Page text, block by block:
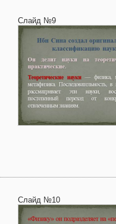
Слайд №9
Слайд №10